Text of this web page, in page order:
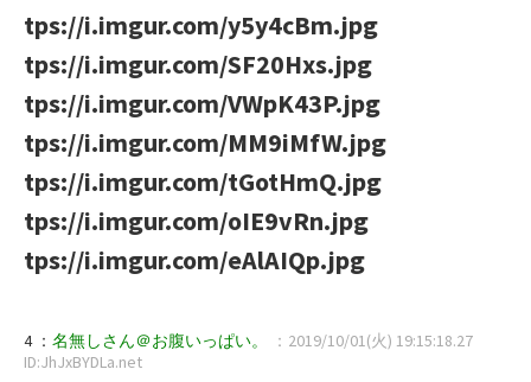
tps://i.imgur.com/y5y4cBm.jpg
tps://i.imgur.com/SF20Hxs.jpg
tps://i.imgur.com/VWpK43P.jpg
tps://i.imgur.com/MM9iMfW.jpg
tps://i.imgur.com/tGotHmQ.jpg
tps://i.imgur.com/oIE9vRn.jpg
tps://i.imgur.com/eAlAIQp.jpg
4 ： 名無しさん＠お腹いっぱい。
：2019/10/01(火) 19:15:18.27
ID:JhJxBYDLa.net